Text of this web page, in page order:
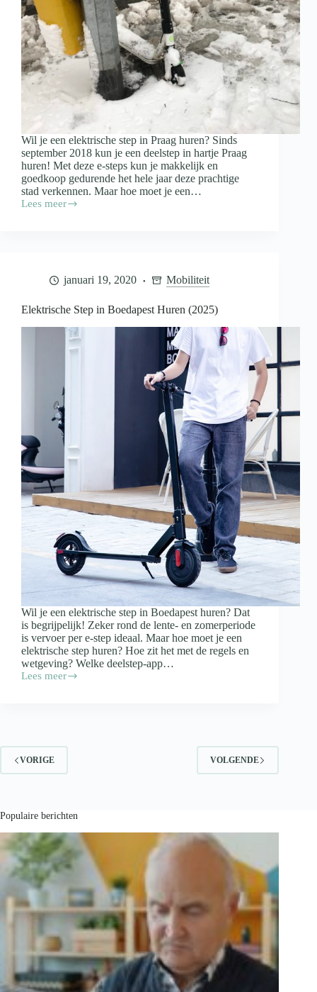
Wil je een elektrische step in Praag huren? Sinds
september 2018 kun je een deelstep in hartje Praag
huren! Met deze e-steps kun je makkelijk en
goedkoop gedurende het hele jaar deze prachtige
stad verkennen. Maar hoe moet je een…
Lees meer
Elektrische
januari 19, 2020 Mobiliteit
Elektrische Step in Boedapest Huren (2025)
Wil je een elektrische step in Boedapest huren? Dat
is begrijpelijk! Zeker rond de lente- en zomerperiode
is vervoer per e-step ideaal. Maar hoe moet je een
elektrische step huren? Hoe zit het met de regels en
wetgeving? Welke deelstep-app…
Lees meer
Elektrische
VORIGE VOLGENDE
Populaire berichten